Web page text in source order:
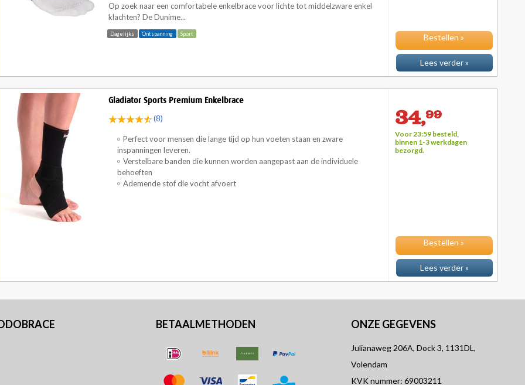
Dagelijks Ontspanning Sport
Op zoek naar een comfortabele enkelbrace voor lichte tot middelzware enkel
klachten? De Dunime...
Bestellen »
Lees verder »
Gladiator Sports Premium Enkelbrace
(8)
Perfect voor mensen die lange tijd op hun voeten staan en zware
inspanningen leveren.
Verstelbare banden die kunnen worden aangepast aan de individuele
behoeften
Ademende stof die vocht afvoert
34,99
Voor 23:59 besteld,
binnen 1-3 werkdagen
bezorgd.
Bestellen »
Lees verder »
BETAALMETHODEN ONZE GEGEVENS
Julianaweg 206A, Dock 3, 1131DL,
Volendam
KVK nummer: 69003211